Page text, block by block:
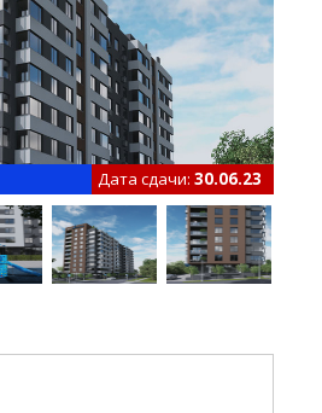
Дата сдачи: 30.06.23